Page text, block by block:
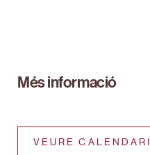
Més informació
VEURE CALENDARI